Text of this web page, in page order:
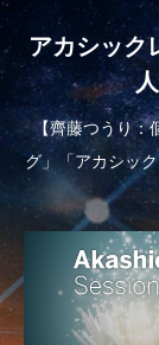
アカシック
【齊藤つうり：
グ」「アカシッ